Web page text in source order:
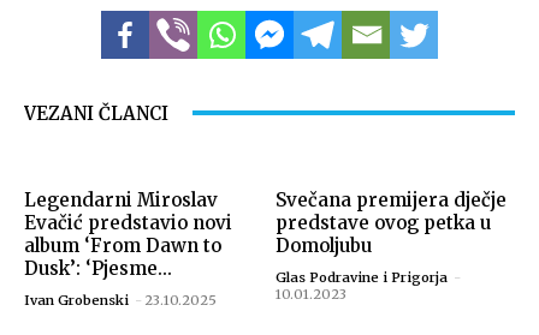
VEZANI ČLANCI
Legendarni Miroslav
Evačić predstavio novi
album ‘From Dawn to
Dusk’: ‘Pjesme...
Ivan Grobenski - 23.10.2025
Svečana premijera dječje
predstave ovog petka u
Domoljubu
Glas Podravine i Prigorja -
10.01.2023